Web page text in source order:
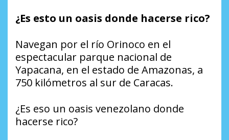
¿Es esto un oasis donde hacerse rico?
Navegan por el río Orinoco en el
espectacular parque nacional de
Yapacana, en el estado de Amazonas, a
750 kilómetros al sur de Caracas.
¿Es eso un oasis venezolano donde
hacerse rico?